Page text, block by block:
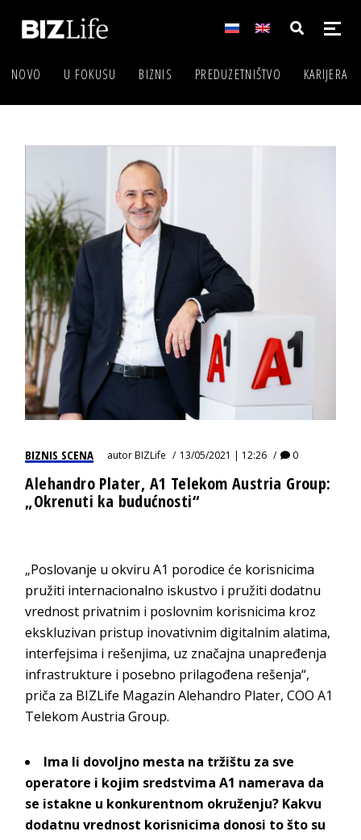
NOVO U FOKUSU BIZNIS PREDUZETNIŠTVO KARIJERA
BIZNIS SCENA autorBIZLife 13/05/2021 | 12:26 0
Alehandro Plater, A1 Telekom Austria Group:
„Okrenuti ka budućnosti“
„Poslovanje u okviru A1 porodice će korisnicima
pružiti internacionalno iskustvo i pružiti dodatnu
vrednost privatnim i poslovnim korisnicima kroz
ekskluzivan pristup inovativnim digitalnim alatima,
interfejsima i rešenjima, uz značajna unapređenja
infrastrukture i posebno prilagođena rešenja“,
priča za BIZLife Magazin Alehandro Plater, COO A1
Telekom Austria Group.
Ima li dovoljno mesta na tržištu za sve
operatore i kojim sredstvima A1 namerava da
se istakne u konkurentnom okruženju? Kakvu
dodatnu vrednost korisnicima donosi to što su